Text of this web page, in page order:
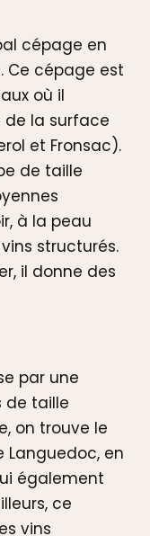
cépage en
Ce cépage est
où il
de la surface
et Fronsac).
de taille
à la peau
structurés.
il donne des
par une
de taille
on trouve le
Languedoc, en
également
ce
vins